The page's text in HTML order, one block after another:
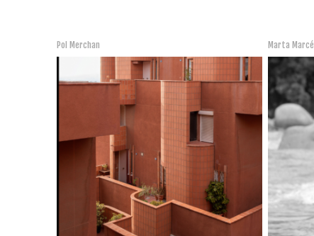
Pol Merchan Marta Marcé